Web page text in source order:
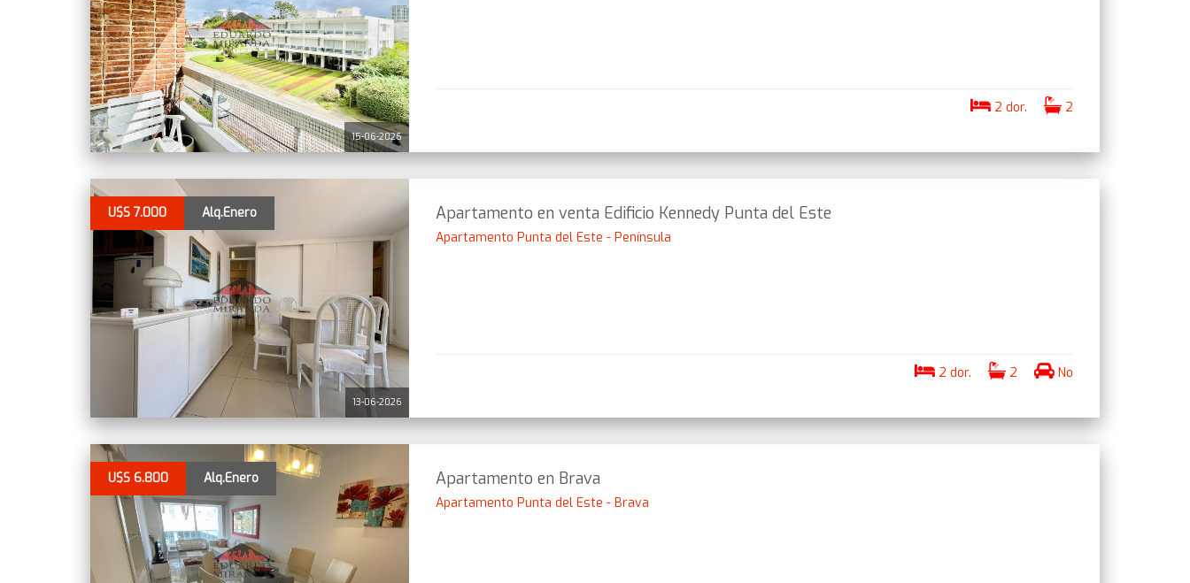
15-06-2026
2 dor. 2
13-06-2026
U$S 7.000 Alq.Enero Apartamento en venta Edificio Kennedy Punta del Este
Apartamento Punta del Este - Península
2 dor. 2 No
U$S 6.800 Alq.Enero Apartamento en Brava
Apartamento Punta del Este - Brava